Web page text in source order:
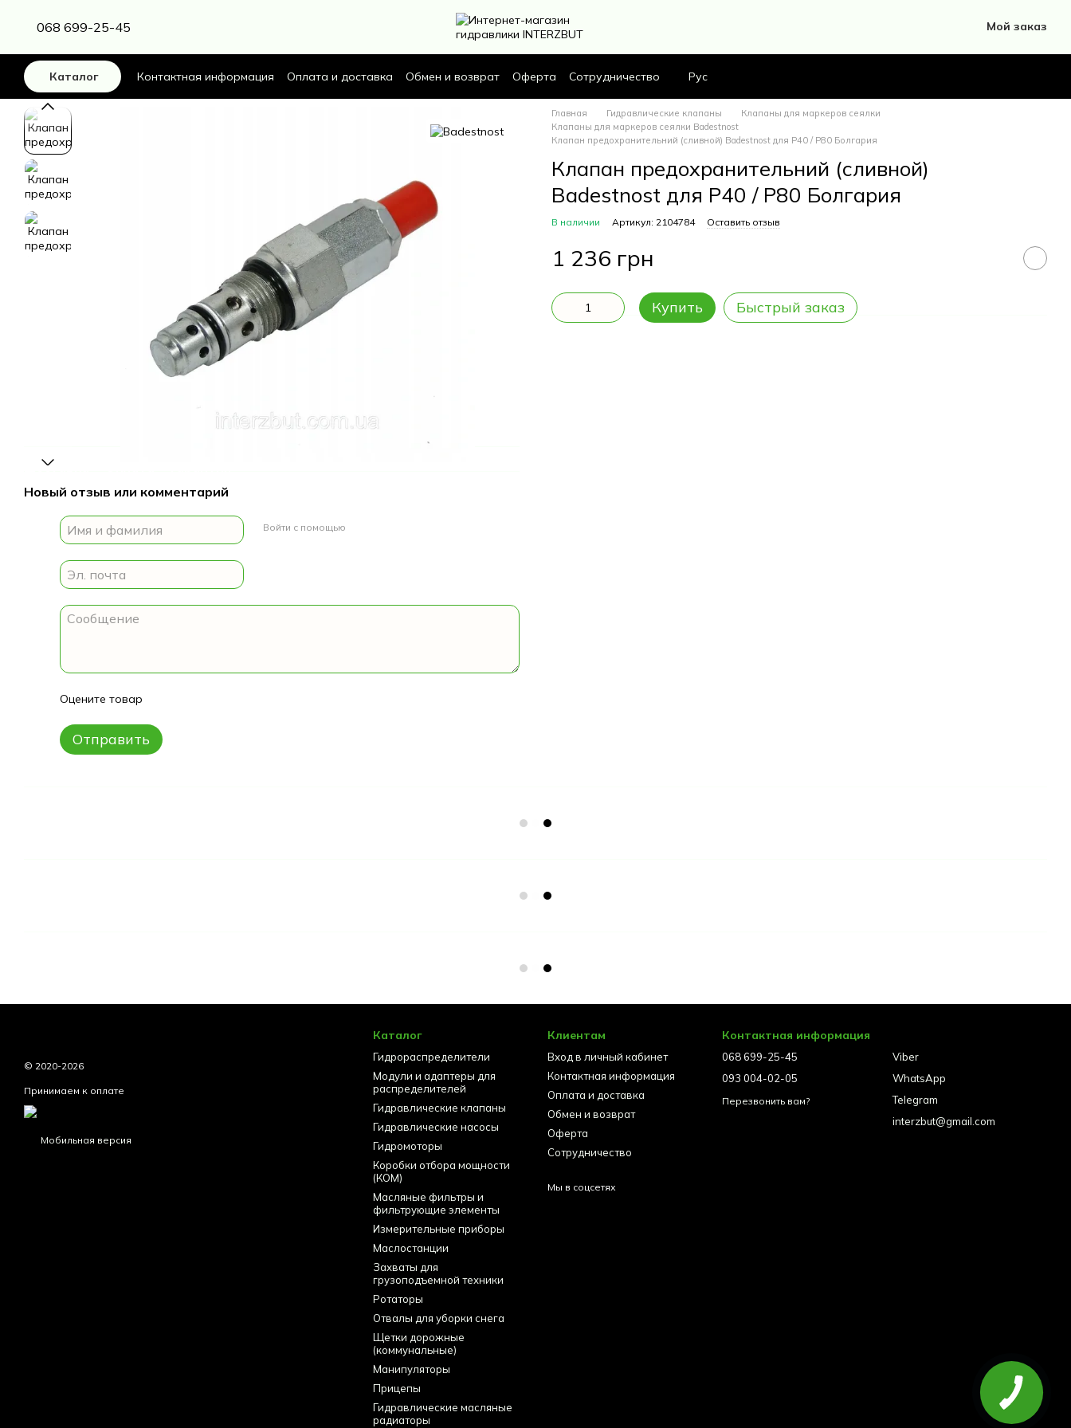
068 699-25-45 Мой заказ
Каталог Контактная информация Оплата и доставка Обмен и возврат Оферта Сотрудничество Рус
Доставка
Новый отзыв или комментарий
Войти с помощью
Оцените товар
Отправить
Главная Гидравлические клапаны
Клапаны для маркеров сеялки
Клапаны для маркеров сеялки Badestnost
Клапан предохранительний (сливной) Badestnost для P40 / P80 Болгария
Клапан предохранительний (сливной)
Badestnost для P40 / P80 Болгария
В наличии Артикул: 2104784 Оставить отзыв
1 236 грн
Купить Быстрый заказ
© 2020-2026
Принимаем к оплате
Мобильная версия
Каталог
Гидрораспределители
Модули и адаптеры для
распределителей
Гидравлические клапаны
Гидравлические насосы
Гидромоторы
Коробки отбора мощности
(КОМ)
Масляные фильтры и
фильтрующие элементы
Измерительные приборы
Маслостанции
Захваты для
грузоподъемной техники
Ротаторы
Отвалы для уборки снега
Щетки дорожные
(коммунальные)
Манипуляторы
Прицепы
Гидравлические масляные
радиаторы
Клиентам
Вход в личный кабинет
Контактная информация
Оплата и доставка
Обмен и возврат
Оферта
Сотрудничество
Мы в соцсетях
Контактная информация
068 699-25-45
093 004-02-05
Перезвонить вам?
Viber
WhatsApp
Telegram
interzbut@gmail.com